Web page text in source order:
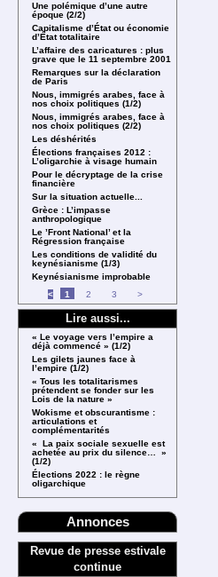
Une polémique d’une autre
époque (2/2)
Capitalisme d’État ou économie
d’État totalitaire
L’affaire des caricatures : plus
grave que le 11 septembre 2001
Remarques sur la déclaration
de Paris
Nous, immigrés arabes, face à
nos choix politiques (1/2)
Nous, immigrés arabes, face à
nos choix politiques (2/2)
Les déshérités
Élections françaises 2012 :
L’oligarchie à visage humain
Pour le décryptage de la crise
financière
Sur la situation actuelle...
Grèce : L’impasse
anthropologique
Le ’Front National’ et la
Régression française
Les conditions de validité du
keynésianisme (1/3)
Keynésianisme improbable
<
1 2 3 >
Lire aussi...
« Le voyage vers l’empire a
déjà commencé » (1/2)
Les gilets jaunes face à
l’empire (1/2)
« Tous les totalitarismes
prétendent se fonder sur les
Lois de la nature »
Wokisme et obscurantisme :
articulations et
complémentarités
« La paix sociale sexuelle est
achetée au prix du silence… »
(1/2)
Élections 2022 : le règne
oligarchique
Annonces
Revue de presse estivale
continue